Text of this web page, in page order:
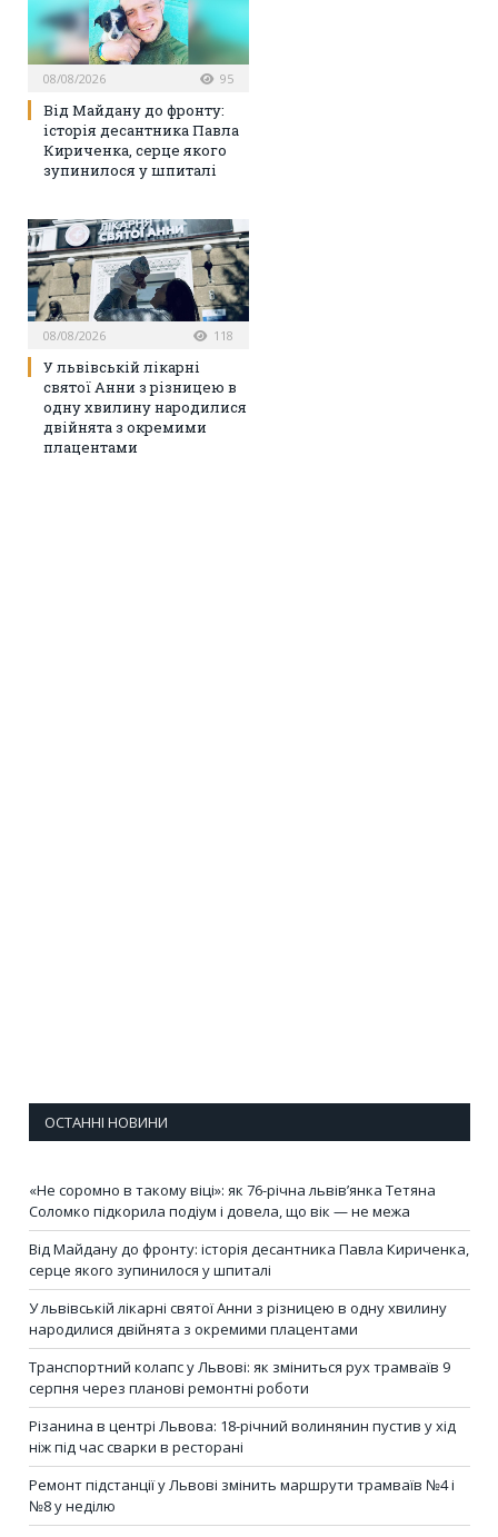
08/08/2026 95
Від Майдану до фронту:
історія десантника Павла
Кириченка, серце якого
зупинилося у шпиталі
08/08/2026 118
У львівській лікарні
святої Анни з різницею в
одну хвилину народилися
двійнята з окремими
плацентами
ОСТАННІ НОВИНИ
«Не соромно в такому віці»: як 76-річна львів’янка Тетяна
Соломко підкорила подіум і довела, що вік — не межа
Від Майдану до фронту: історія десантника Павла Кириченка,
серце якого зупинилося у шпиталі
У львівській лікарні святої Анни з різницею в одну хвилину
народилися двійнята з окремими плацентами
Транспортний колапс у Львові: як зміниться рух трамваїв 9
серпня через планові ремонтні роботи
Різанина в центрі Львова: 18-річний волинянин пустив у хід
ніж під час сварки в ресторані
Ремонт підстанції у Львові змінить маршрути трамваїв №4 і
№8 у неділю